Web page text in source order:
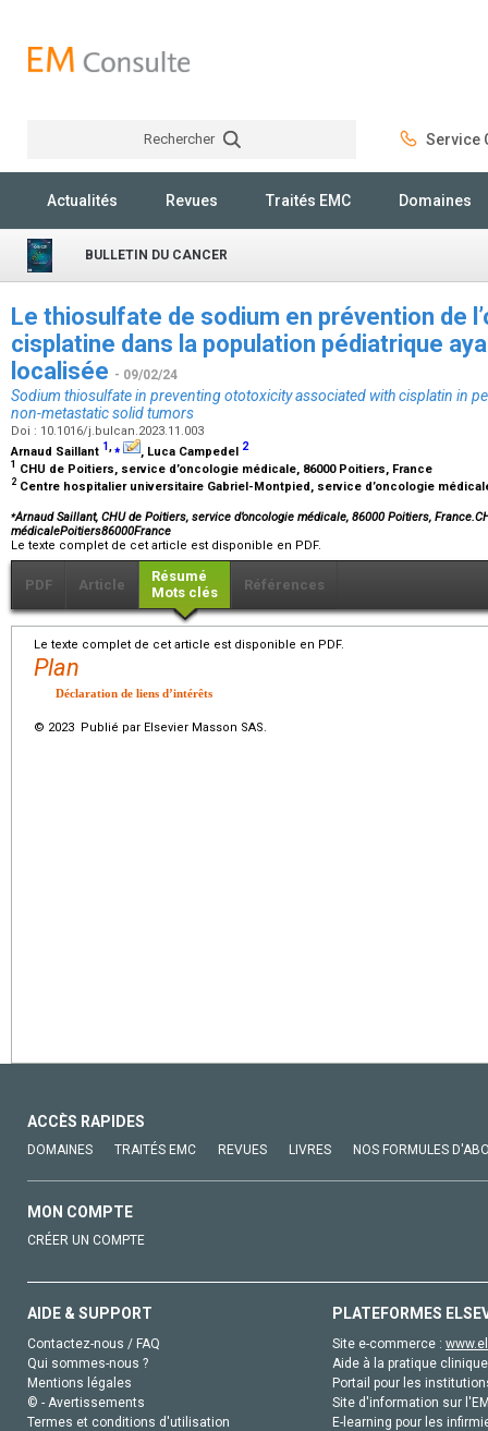
Rechercher Service
Actualités Revues Traités EMC Domaines
BULLETIN DU CANCER
Le thiosulfate de sodium en prévention de
cisplatine dans la population pédiatrique
localisée - 09/02/24
Sodium thiosulfate in preventing ototoxicity associated with cisplatin in
non-metastatic solid tumors
Doi : 10.1016/j.bulcan.2023.11.003
Arnaud Saillant 1,⁎ , Luca Campedel 2
1 CHU de Poitiers, service d’oncologie médicale, 86000 Poitiers, France
2 Centre hospitalier universitaire Gabriel-Montpied, service d’oncologie
⁎Arnaud Saillant, CHU de Poitiers, service d’oncologie médicale, 86000 Poitiers,
médicalePoitiers86000France
Le texte complet de cet article est disponible en PDF.
PDF Article
Résumé
Mots clés
Références
Le texte complet de cet article est disponible en PDF.
Plan
Déclaration de liens d’intérêts
© 2023 Publié par Elsevier Masson SAS.
ACCÈS RAPIDES
DOMAINES TRAITÉS EMC REVUES LIVRES NOS FORMULES
MON COMPTE
CRÉER UN COMPTE
AIDE & SUPPORT
Contactez-nous / FAQ
Qui sommes-nous ?
Mentions légales
© - Avertissements
Termes et conditions d'utilisation
PLATEFORMES
Site e-commerce :
Aide à la pratique
Portail pour les
Site d'information sur
E-learning pour les